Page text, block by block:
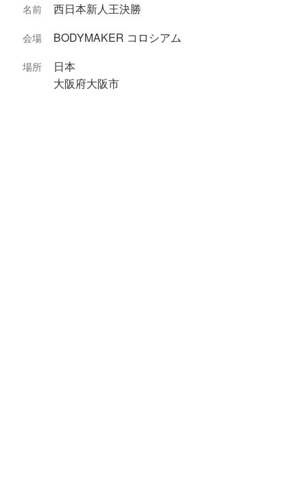
名前 西日本新人王決勝
会場 BODYMAKER コロシアム
場所
日本
大阪府大阪市